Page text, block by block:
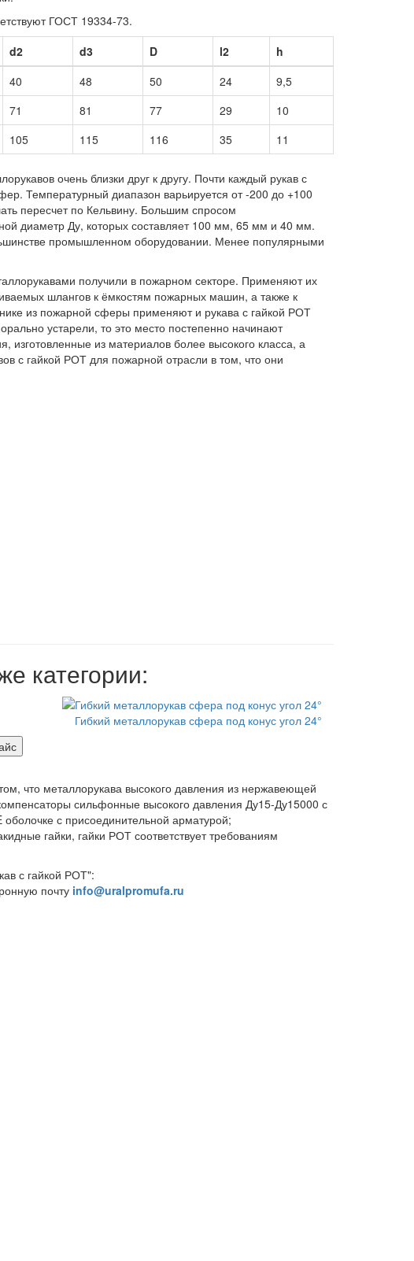
ГОСТ 19334-73.
d2 d3 D l2
h
40 48 50 24
9,5
71 81 77 29
10
105 115 116 35 11
очень близки друг к другу. Почти каждый рукав с
Температурный диапазон варьируется от -200 до +100
пересчет по Кельвину. Большим спросом
диаметр Ду, которых составляет 100 мм, 65 мм и 40 мм.
промышленном оборудовании. Менее популярными
получили в пожарном секторе. Применяют их
шлангов к ёмкостям пожарных машин, а также к
из пожарной сферы применяют и рукава с гайкой РОТ
устарели, то это место постепенно начинают
из материалов более высокого класса, а
с гайкой РОТ для пожарной отрасли в том, что они
категории:
Гибкий металлорукав сфера под конус угол 24°
что металлорукава высокого давления из нержавеющей
сильфонные высокого давления Ду15-Ду15000 с
с присоединительной арматурой;
гайки, гайки РОТ соответствует требованиям
с гайкой РОТ":
почту info@uralpromufa.ru